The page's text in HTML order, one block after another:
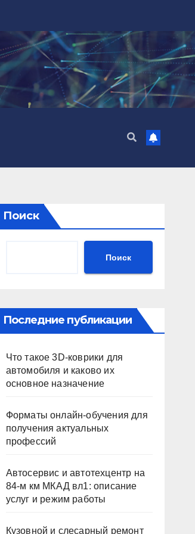
Поиск
Поиск
Последние публикации
Что такое 3D-коврики для
автомобиля и каково их
основное назначение
Форматы онлайн-обучения для
получения актуальных
профессий
Автосервис и автотехцентр на
84-м км МКАД вл1: описание
услуг и режим работы
Кузовной и слесарный ремонт